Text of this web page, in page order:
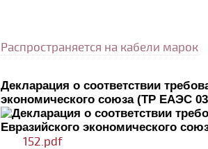
Распространяется на кабели марок
Декларация о соответствии
экономического союза (ТР ЕАЭС
152.pdf